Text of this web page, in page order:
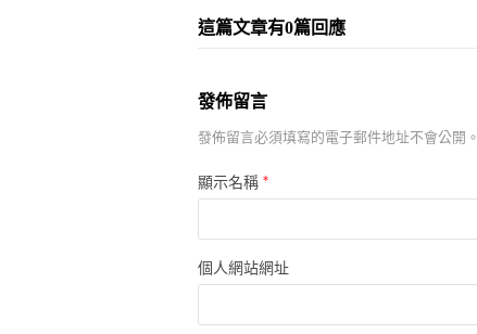
這篇文章有0篇回應
發佈留言
發佈留言必須填寫的電子郵件地址不會公開。
顯示名稱 *
個人網站網址